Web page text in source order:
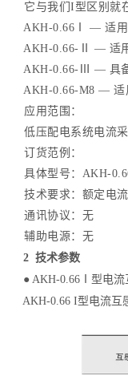
它与我们I型区别就在
AKH-0.66Ⅰ — 适用于
AKH-0.66-Ⅱ — 适用于
AKH-0.66-Ⅲ — 具备Ⅰ
AKH-0.66-M8 — 适用
应用范围：
低压配电系统电流
订货范例：
具体型号：AKH-
技术要求：额定电流
通讯协议：无
辅助电源：无
2 技术参数
● AKH-0.66Ⅰ型电流
AKH-0.66 I型电流互